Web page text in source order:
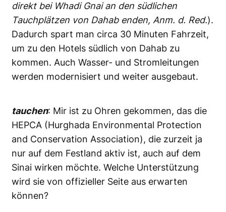
direkt bei Whadi Gnai an den südlichen
Tauchplätzen von Dahab enden, Anm. d. Red.).
Dadurch spart man circa 30 Minuten Fahrzeit,
um zu den Hotels südlich von Dahab zu
kommen. Auch Wasser- und Stromleitungen
werden modernisiert und weiter ausgebaut.
tauchen: Mir ist zu Ohren gekommen, das die
HEPCA (Hurghada Environmental Protection
and Conservation Association), die zurzeit ja
nur auf dem Festland aktiv ist, auch auf dem
Sinai wirken möchte. Welche Unterstützung
wird sie von offizieller Seite aus erwarten
können?